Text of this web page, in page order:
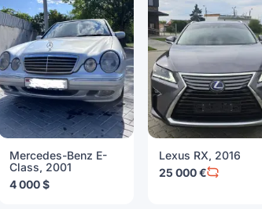
Mercedes-Benz E-
Class, 2001
4 000 $
Lexus RX, 2016
25 000 €